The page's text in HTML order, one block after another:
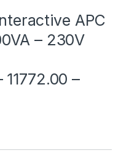
APC
– 230V
11772.00 –